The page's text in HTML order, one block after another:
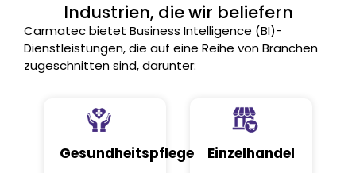
Industrien, die wir beliefern
Carmatec bietet Business Intelligence (BI)-
Dienstleistungen, die auf eine Reihe von Branchen
zugeschnitten sind, darunter:
Gesundheitspflege Einzelhandel